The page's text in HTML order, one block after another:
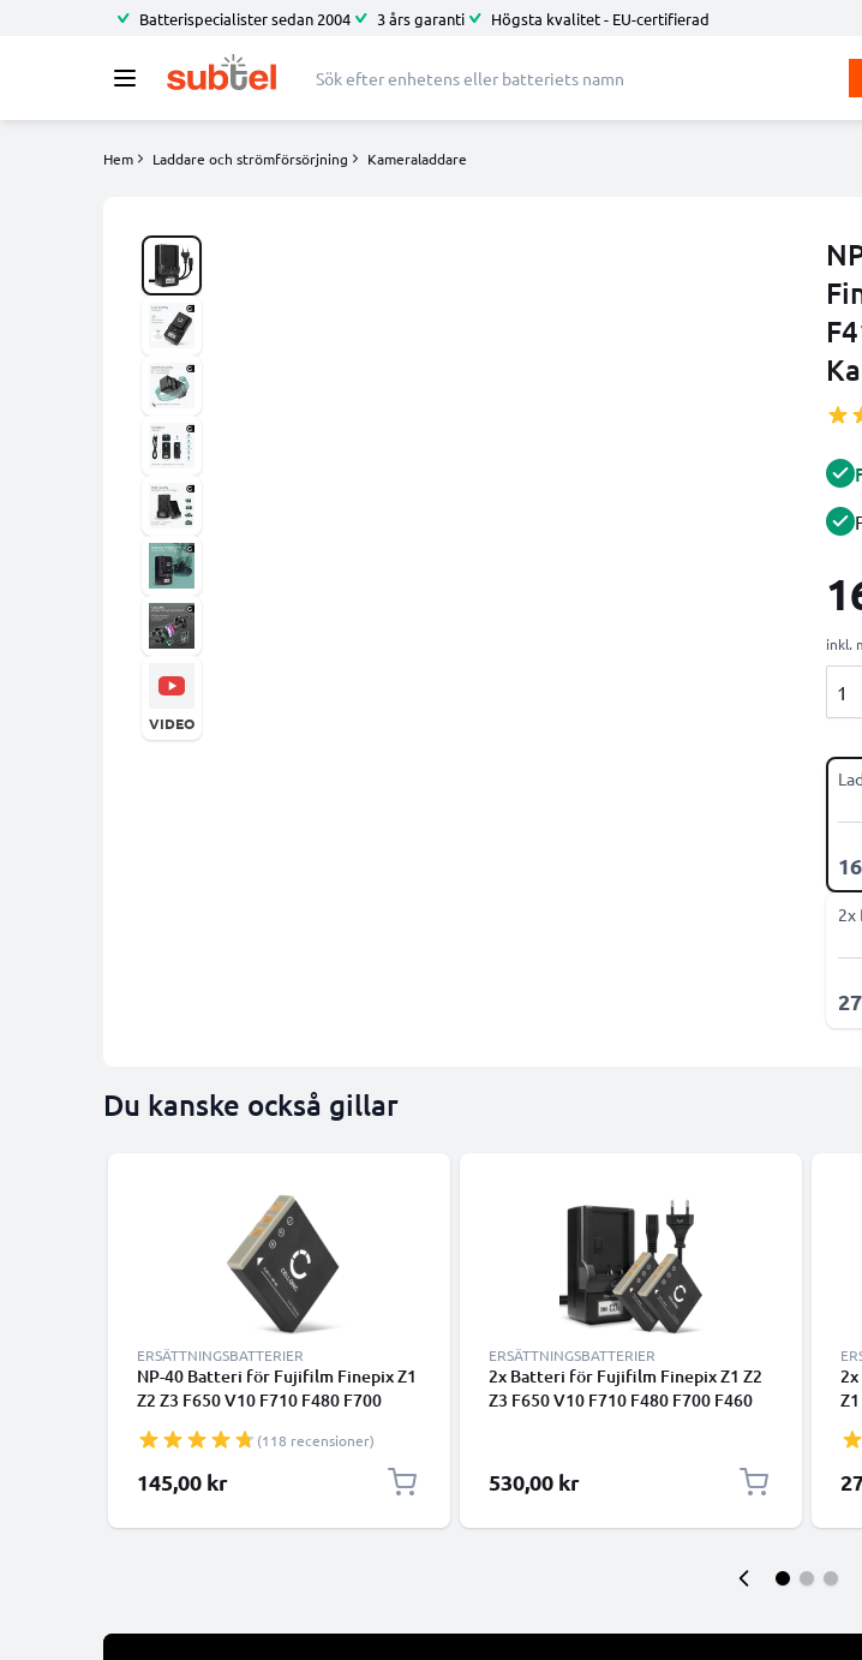
Batterispecialister sedan 2004 3 års garanti Högsta kvalitet - EU-certifierad
Hem Laddare och strömförsörjning Kameraladdare
VIDEO
inkl.
2x
Du kanske också gillar
ERSÄTTNINGSBATTERIER
NP-40 Batteri för Fujifilm Finepix Z1
Z2 Z3 F650 V10 F710 F480 F700
digitalkamera, 700mAh Kamera-
ersättningsbatteri med lång
batteritid
(118 recensioner)
145,00 kr
ERSÄTTNINGSBATTERIER
2x Batteri för Fujifilm Finepix Z1 Z2
Z3 F650 V10 F710 F480 F700 F460
laddare för uppladdningsbara
kamerabatterier
530,00 kr